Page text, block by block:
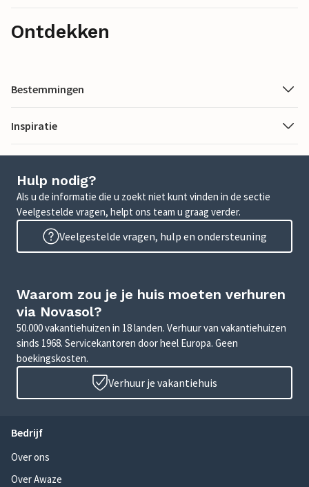
Ontdekken
Bestemmingen
Inspiratie
Hulp nodig?
Als u de informatie die u zoekt niet kunt vinden in de sectie
Veelgestelde vragen, helpt ons team u graag verder.
Veelgestelde vragen, hulp en ondersteuning
Waarom zou je je huis moeten verhuren
via Novasol?
50.000 vakantiehuizen in 18 landen. Verhuur van vakantiehuizen
sinds 1968. Servicekantoren door heel Europa. Geen
boekingskosten.
Verhuur je vakantiehuis
Bedrijf
Over ons
Over Awaze